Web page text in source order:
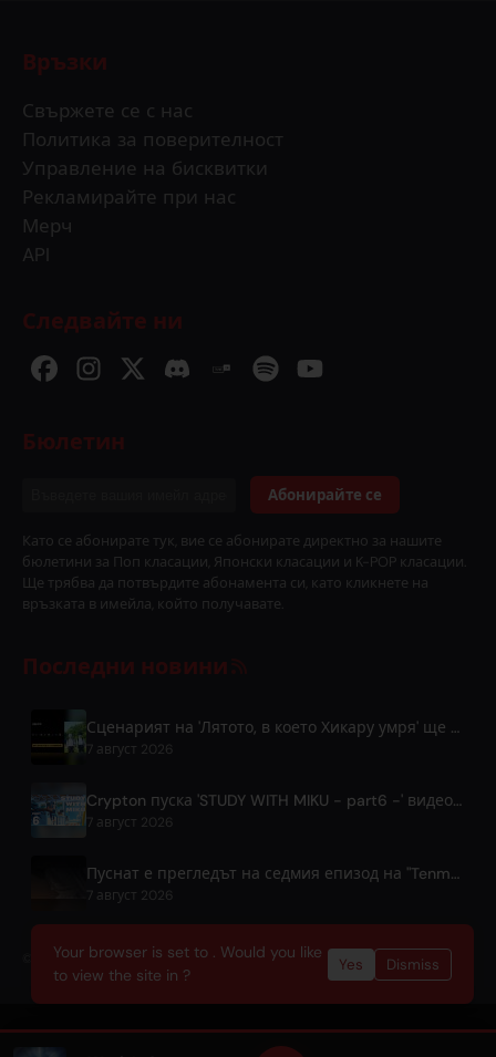
Връзки
Свържете се с нас
Политика за поверителност
Управление на бисквитки
Рекламирайте при нас
Мерч
API
Следвайте ни
Бюлетин
Абонирайте се
Като се абонирате тук, вие се абонирате директно за нашите
бюлетини за Поп класации, Японски класации и K-POP класации.
Ще трябва да потвърдите абонамента си, като кликнете на
връзката в имейла, който получавате.
Последни новини
Сценарият на 'Лятото, в което Хикару умря' ще се излъчва безплатно по целия свят в ABEMA
7 август 2026
Crypton пуска 'STUDY WITH MIKU - part6 -' видео с инструментална фонова музика
7 август 2026
Пуснат е прегледът на седмия епизод на "Tenmaku no Jaadougaru"
7 август 2026
© 2026 OnlyHit. All rights reserved. - Metadata provided byACRCloud
Your browser is set to . Would you like
to view the site in ?
Yes Dismiss